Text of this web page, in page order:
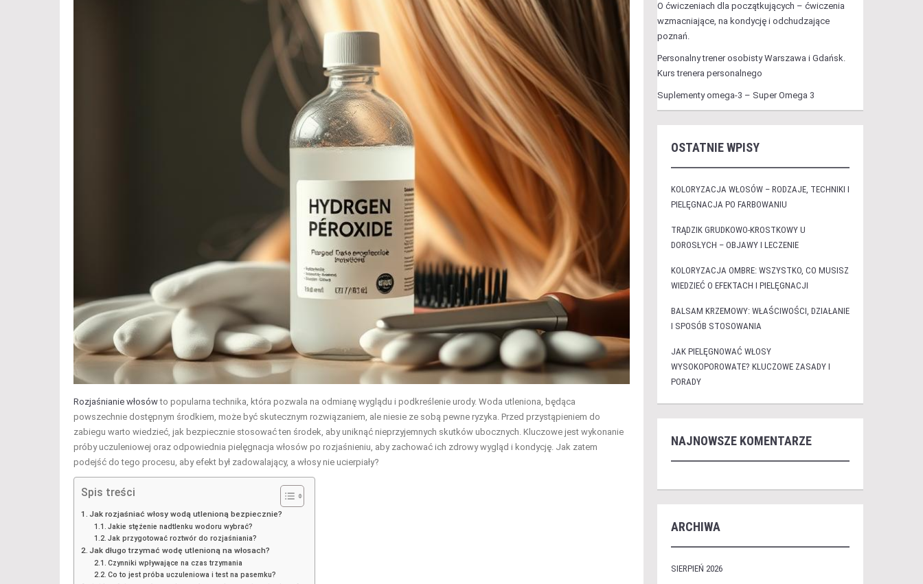
Rozjaśnianie włosówto popularna technika, która pozwala na odmianę wyglądu i podkreślenie urody. Woda utleniona, będąca
powszechnie dostępnym środkiem, może być skutecznym rozwiązaniem, ale niesie ze sobą pewne ryzyka. Przed przystąpieniem do
zabiegu warto wiedzieć, jak bezpiecznie stosować ten środek, aby uniknąć nieprzyjemnych skutków ubocznych. Kluczowe jest wykonanie
próby uczuleniowej oraz odpowiednia pielęgnacja włosów po rozjaśnieniu, aby zachować ich zdrowy wygląd i kondycję. Jak zatem
podejść do tego procesu, aby efekt był zadowalający, a włosy nie ucierpiały?
Spis treści
Jak rozjaśniać włosy wodą utlenioną bezpiecznie?
Jakie stężenie nadtlenku wodoru wybrać?
Jak przygotować roztwór do rozjaśniania?
Jak długo trzymać wodę utlenioną na włosach?
Czynniki wpływające na czas trzymania
Co to jest próba uczuleniowa i test na pasemku?
O ćwiczeniach dla początkujących – ćwiczenia
wzmacniające, na kondycję i odchudzające
poznań.
Personalny trener osobisty Warszawa i Gdańsk.
Kurs trenera personalnego
Suplementy omega-3 – Super Omega 3
OSTATNIE WPISY
KOLORYZACJA WŁOSÓW – RODZAJE, TECHNIKI I
PIELĘGNACJA PO FARBOWANIU
TRĄDZIK GRUDKOWO-KROSTKOWY U
DOROSŁYCH – OBJAWY I LECZENIE
KOLORYZACJA OMBRE: WSZYSTKO, CO MUSISZ
WIEDZIEĆ O EFEKTACH I PIELĘGNACJI
BALSAM KRZEMOWY: WŁAŚCIWOŚCI, DZIAŁANIE
I SPOSÓB STOSOWANIA
JAK PIELĘGNOWAĆ WŁOSY
WYSOKOPOROWATE? KLUCZOWE ZASADY I
PORADY
NAJNOWSZE KOMENTARZE
ARCHIWA
SIERPIEŃ 2026